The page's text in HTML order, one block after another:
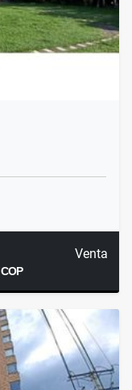
Venta
COP